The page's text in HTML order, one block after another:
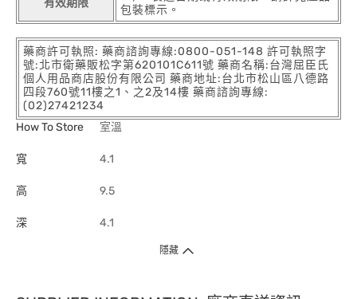
有效期限
包裝標示。
藥商許可執照: 藥商諮詢專線:0800-051-148 許可執照字
號:北市衛藥販松字第620101C611號 藥商名稱:台灣屈臣氏
個人用品商店股份有限公司 藥商地址:台北市松山區八德路
四段760號11樓之1、之2及14樓 藥商諮詢專線:
(02)27421234
How To Store
室溫
寬 4.1
高 9.5
深 4.1
隱藏